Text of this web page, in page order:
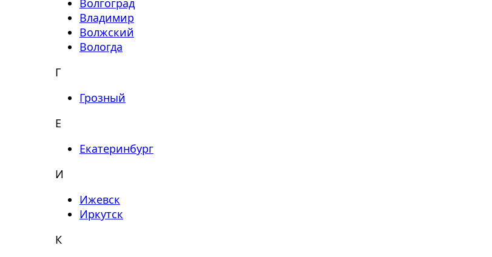
Волгоград
Владимир
Волжский
Вологда
Г
Грозный
Е
Екатеринбург
И
Ижевск
Иркутск
К